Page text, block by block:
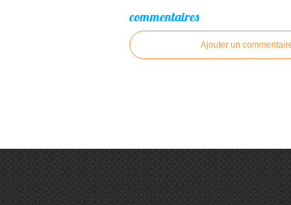
commentaires
Ajouter un